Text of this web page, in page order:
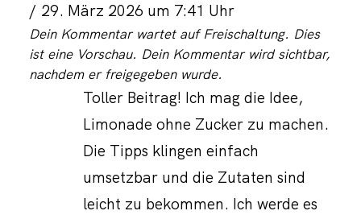
29. März 2026 um 7:41 Uhr
Dein Kommentar wartet auf Freischaltung. Dies
ist eine Vorschau. Dein Kommentar wird sichtbar,
nachdem er freigegeben wurde.
Toller Beitrag! Ich mag die Idee,
Limonade ohne Zucker zu machen.
Die Tipps klingen einfach
umsetzbar und die Zutaten sind
leicht zu bekommen. Ich werde es